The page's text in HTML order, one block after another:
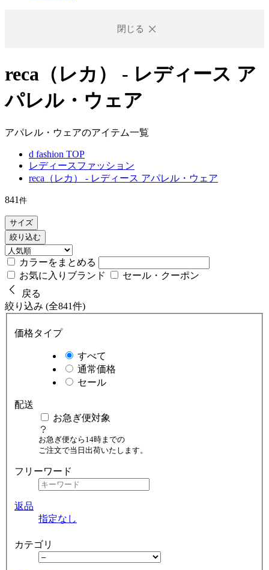
閉じる
reca（レカ） - レディース ア
パレル・ウェア
アパレル・ウェアのアイテム一覧
d fashion TOP
レディースファッション
reca（レカ） - レディース アパレル・ウェア
841 件
サイズ
絞り込む
カラーをまとめる
お気に入りブランド
セール・クーポン
戻る
絞り込み (全841件)
価格タイプ
すべて
通常価格
セール
配送
お急ぎ便対象
お急ぎ便なら14時までの
ご注文で当日出荷いたします。
フリーワード
返品
指定なし
カテゴリ